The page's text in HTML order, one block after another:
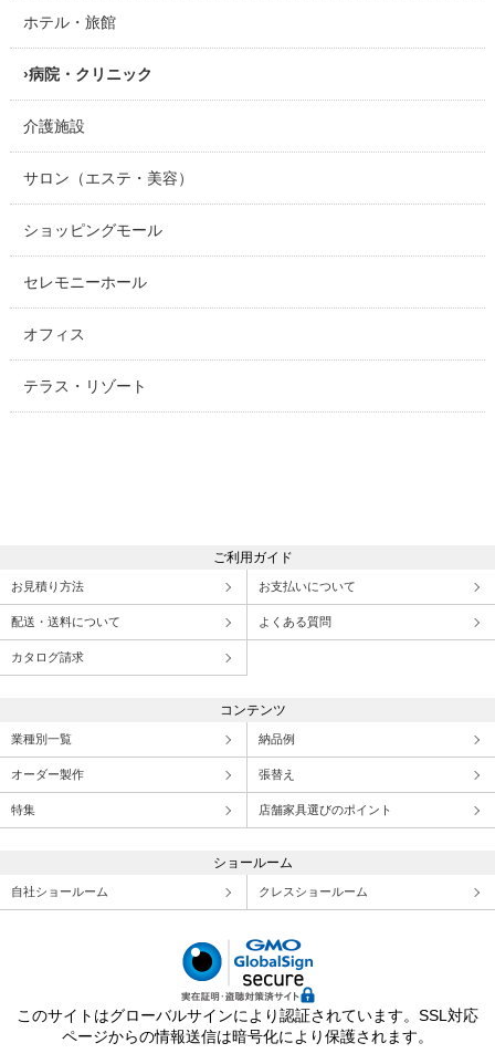
ホテル・旅館
病院・クリニック
介護施設
サロン（エステ・美容）
ショッピングモール
セレモニーホール
オフィス
テラス・リゾート
ご利用ガイド
お見積り方法 お支払いについて
配送・送料について よくある質問
カタログ請求
コンテンツ
業種別一覧 納品例
オーダー製作 張替え
特集 店舗家具選びのポイント
ショールーム
自社ショールーム クレスショールーム
このサイトはグローバルサインにより認証されています。SSL対応
ページからの情報送信は暗号化により保護されます。